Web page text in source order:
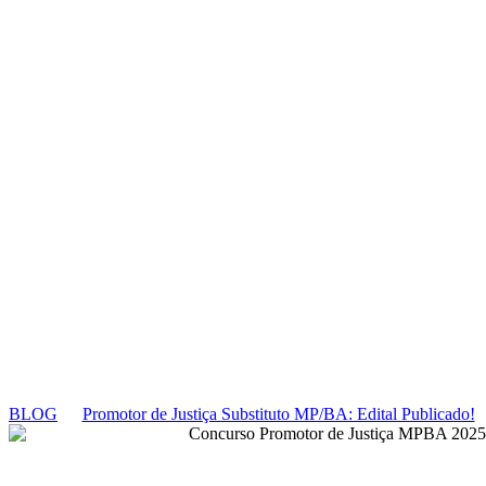
BLOG Promotor de Justiça Substituto MP/BA: Edital Publicado!